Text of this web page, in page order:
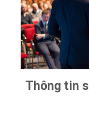
Thông tin